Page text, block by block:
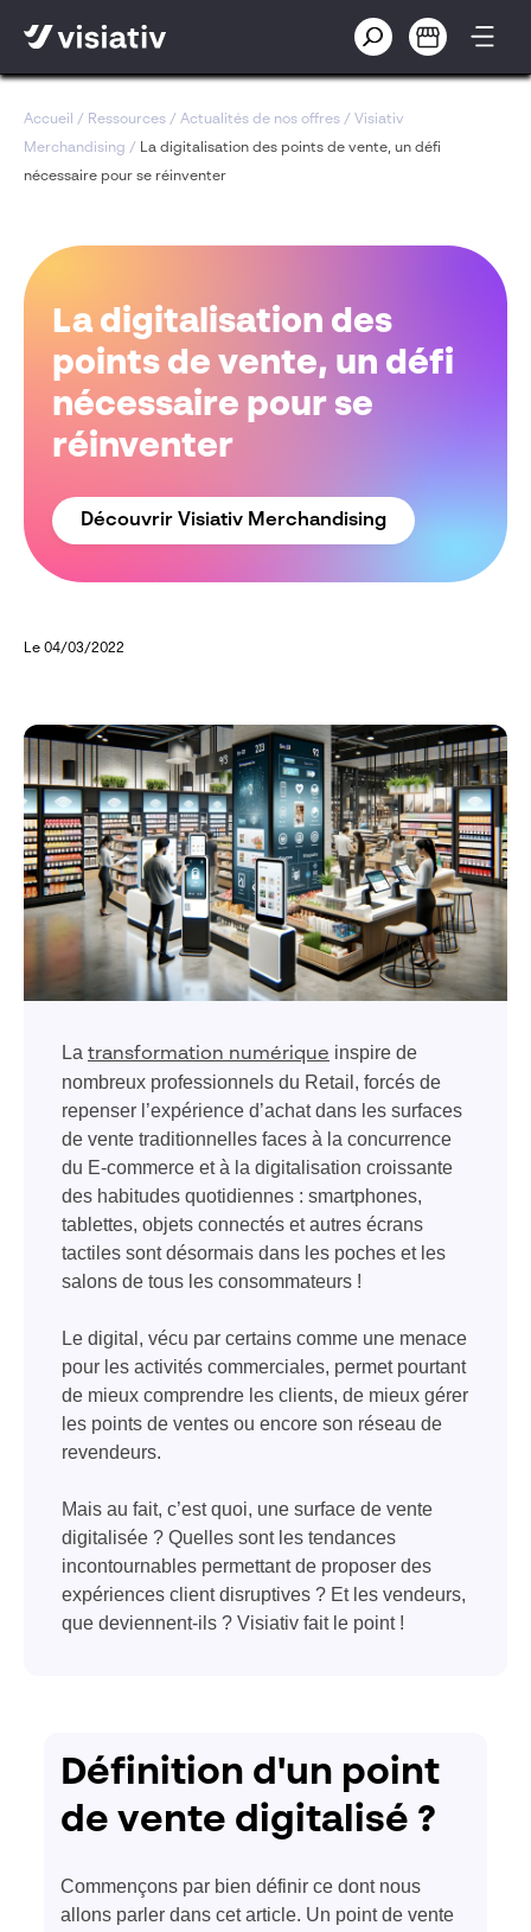
Accueil / Ressources / Actualités de nos offres / Visiativ
Merchandising / La digitalisation des points de vente, un défi
nécessaire pour se réinventer
La digitalisation des
points de vente, un défi
nécessaire pour se
réinventer
Découvrir Visiativ Merchandising
Le 04/03/2022
La transformation numérique inspire de
nombreux professionnels du Retail, forcés de
repenser l’expérience d’achat dans les surfaces
de vente traditionnelles faces à la concurrence
du E-commerce et à la digitalisation croissante
des habitudes quotidiennes : smartphones,
tablettes, objets connectés et autres écrans
tactiles sont désormais dans les poches et les
salons de tous les consommateurs !
Le digital, vécu par certains comme une menace
pour les activités commerciales, permet pourtant
de mieux comprendre les clients, de mieux gérer
les points de ventes ou encore son réseau de
revendeurs.
Mais au fait, c’est quoi, une surface de vente
digitalisée ? Quelles sont les tendances
incontournables permettant de proposer des
expériences client disruptives ? Et les vendeurs,
que deviennent-ils ? Visiativ fait le point !
Définition d'un point
de vente digitalisé ?
Commençons par bien définir ce dont nous
allons parler dans cet article. Un point de vente